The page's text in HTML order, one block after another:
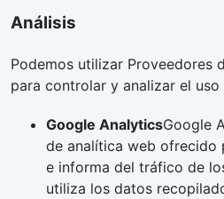
Análisis
Podemos utilizar Proveedores
para controlar y analizar el
Google AnalyticsGoogle
de analítica web ofrecido
e informa del tráfico de
utiliza los datos